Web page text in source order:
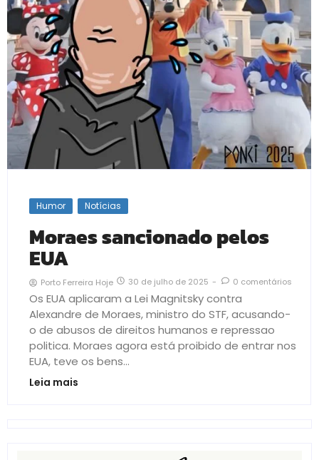
Humor Notícias
Moraes sancionado pelos
EUA
Porto Ferreira Hoje 30 de julho de 2025 - 0 comentários
Os EUA aplicaram a Lei Magnitsky contra
Alexandre de Moraes, ministro do STF, acusando-
o de abusos de direitos humanos e repressao
politica. Moraes agora está proibido de entrar nos
EUA, teve os bens...
Leia mais